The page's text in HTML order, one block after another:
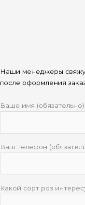
Наши менеджеры
после оформления
Ваше имя (обязательно)
Ваш телефон
Какой сорт роз